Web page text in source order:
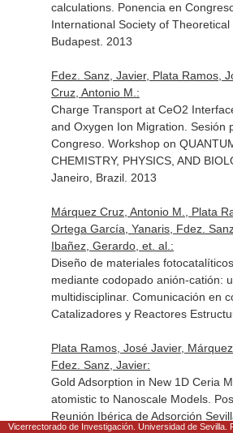
calculations. Ponencia en
International Society of Theoretical
Budapest. 2013
Fdez. Sanz, Javier, Plata Ramos,
Cruz, Antonio M.:
Charge Transport at CeO2
and Oxygen Ion Migration. Sesión
Congreso. Workshop on
CHEMISTRY, PHYSICS, AND
Janeiro, Brazil. 2013
Márquez Cruz, Antonio M., Plata
Ortega García, Yanaris, Fdez.
Ibañez, Gerardo, et. al.:
Diseño de materiales
mediante codopado anión-catión:
multidisciplinar. Comunicación en
Catalizadores y Reactores
Plata Ramos, José Javier, Márquez
Fdez. Sanz, Javier:
Gold Adsorption in New 1D Ceria
atomistic to Nanoscale Models.
Reunión Ibérica de Adsorción
Vicerrectorado de Investigación. Universidad de Sevilla.